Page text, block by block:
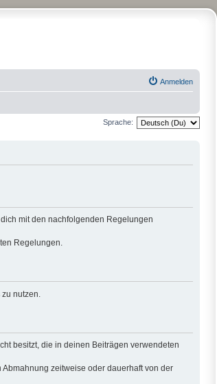
Anmelden
Sprache:
mit den nachfolgenden Regelungen
Regelungen.
nutzen.
besitzt, die in deinen Beiträgen verwendeten
zeitweise oder dauerhaft von der